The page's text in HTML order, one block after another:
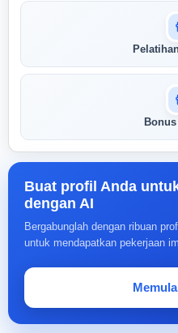
Buat profil Anda
dengan AI
Bergabunglah dengan ribuan
untuk mendapatkan pekerjaan